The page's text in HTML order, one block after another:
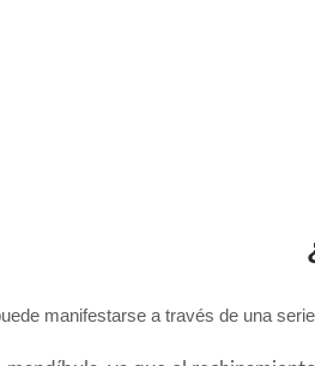
manifestarse a través de una